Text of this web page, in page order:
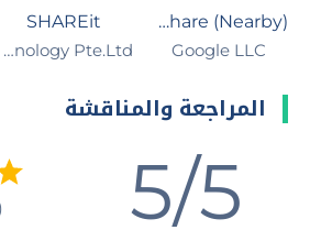
Quick Share (Nearby)
Google LLC
SHAREit
Smart Media4U Technology Pte.Ltd.
المراجعة والمناقشة
5/5